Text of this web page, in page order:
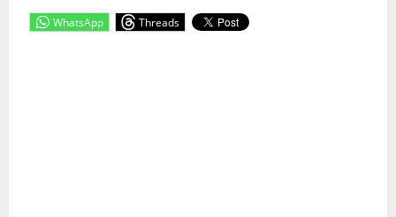
WhatsApp Threads